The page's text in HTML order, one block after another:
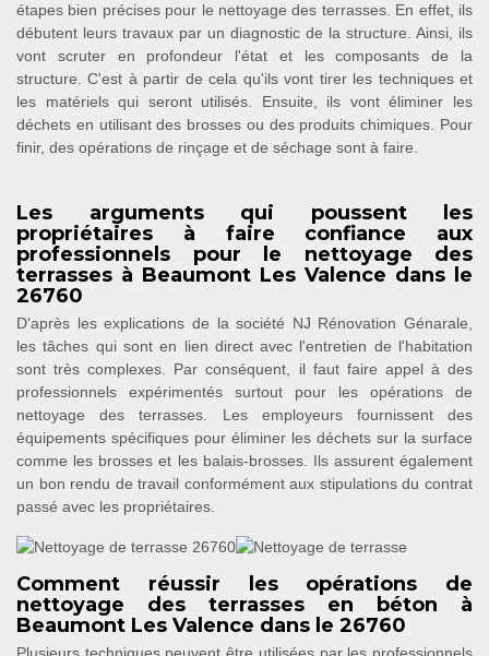
étapes bien précises pour le nettoyage des terrasses. En effet, ils
débutent leurs travaux par un diagnostic de la structure. Ainsi, ils
vont scruter en profondeur l'état et les composants de la
structure. C'est à partir de cela qu'ils vont tirer les techniques et
les matériels qui seront utilisés. Ensuite, ils vont éliminer les
déchets en utilisant des brosses ou des produits chimiques. Pour
finir, des opérations de rinçage et de séchage sont à faire.
Les arguments qui poussent les
propriétaires à faire confiance aux
professionnels pour le nettoyage des
terrasses à Beaumont Les Valence dans le
26760
D'après les explications de la société NJ Rénovation Génarale,
les tâches qui sont en lien direct avec l'entretien de l'habitation
sont très complexes. Par conséquent, il faut faire appel à des
professionnels expérimentés surtout pour les opérations de
nettoyage des terrasses. Les employeurs fournissent des
équipements spécifiques pour éliminer les déchets sur la surface
comme les brosses et les balais-brosses. Ils assurent également
un bon rendu de travail conformément aux stipulations du contrat
passé avec les propriétaires.
Comment réussir les opérations de
nettoyage des terrasses en béton à
Beaumont Les Valence dans le 26760